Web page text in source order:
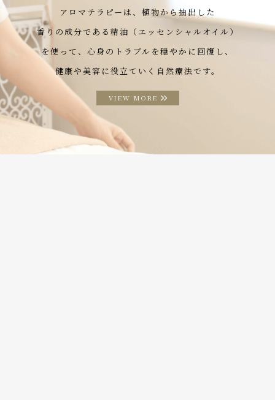
アロマテラピーは、植物から抽出した
香りの成分である精油（エッセンシャルオイル）
を使って、心身のトラブルを穏やかに回復し、
健康や美容に役立ていく自然療法です。
VIEW MORE